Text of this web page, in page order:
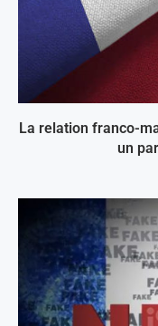
La relation franco-
un